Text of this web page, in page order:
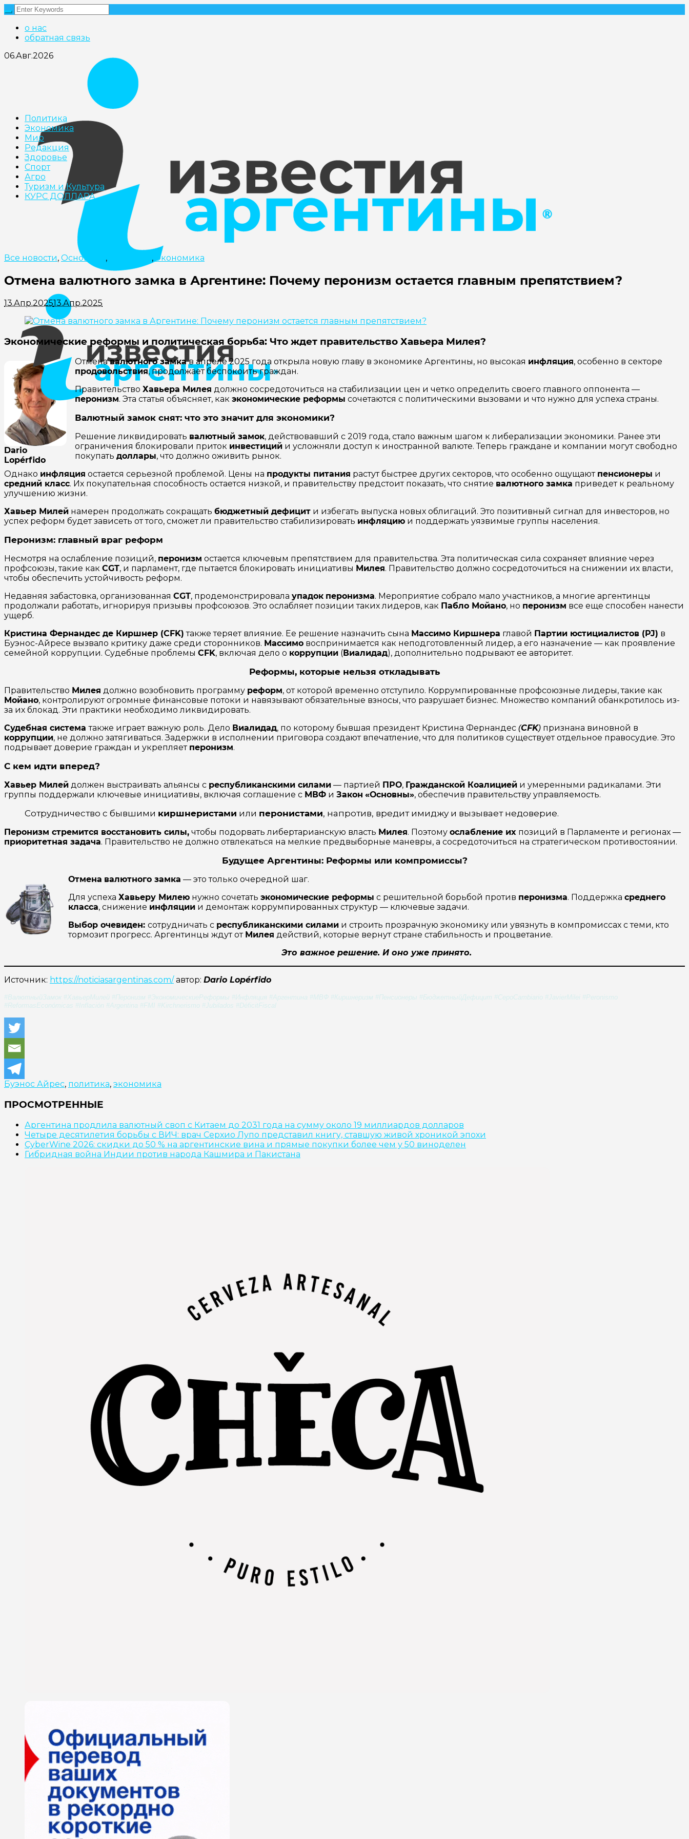
о нас
обратная связь
06.Авг.2026
Политика
Экономика
Мир
Редакция
Здоровье
Cпорт
Агро
Туризм и Культура
КУРС ДОЛЛАРА
Все новости, Основной , , Экономика
Отмена валютного замка в Аргентине: Почему перонизм остается главным препятствием?
13.Апр.202513.Апр.2025
Экономические реформы и политическая борьба: Что ждет правительство Хавьера Милея?
Dario
Lopérfido
Отменавалютного замкав апреле 2025 года открыла новую главу в экономике Аргентины, но высокая инфляция, особенно в секторе
продовольствия, продолжает беспокоить граждан.
Правительство Хавьера Милея должно сосредоточиться на стабилизации цен и четко определить своего главного оппонента —
перонизм. Эта статья объясняет, как экономические реформы сочетаются с политическими вызовами и что нужно для успеха страны.
Валютный замок снят: что это значит для экономики?
Решение ликвидировать валютный замок, действовавший с 2019 года, стало важным шагом к либерализации экономики. Ранее эти
ограничения блокировали приток инвестиций и усложняли доступ к иностранной валюте. Теперь граждане и компании могут свободно
покупать доллары, что должно оживить рынок.
Однако инфляция остается серьезной проблемой. Цены на продукты питания растут быстрее других секторов, что особенно ощущают пенсионеры и
средний класс. Их покупательная способность остается низкой, и правительству предстоит показать, что снятие валютного замка приведет к реальному
улучшению жизни.
Хавьер Милей намерен продолжать сокращать бюджетный дефицит и избегать выпуска новых облигаций. Это позитивный сигнал для инвесторов, но
успех реформ будет зависеть от того, сможет ли правительство стабилизировать инфляцию и поддержать уязвимые группы населения.
Перонизм: главный враг реформ
Несмотря на ослабление позиций, перонизм остается ключевым препятствием для правительства. Эта политическая сила сохраняет влияние через
профсоюзы, такие как CGT, и парламент, где пытается блокировать инициативы Милея. Правительство должно сосредоточиться на снижении их власти,
чтобы обеспечить устойчивость реформ.
Недавняя забастовка, организованная CGT, продемонстрировала упадок перонизма. Мероприятие собрало мало участников, а многие аргентинцы
продолжали работать, игнорируя призывы профсоюзов. Это ослабляет позиции таких лидеров, как Пабло Мойано, но перонизм все еще способен нанести
ущерб.
Кристина Фернандес де Киршнер (CFK) также теряет влияние. Ее решение назначить сына Массимо Киршнера главой Партии юстициалистов (PJ) в
Буэнос-Айресе вызвало критику даже среди сторонников. Массимо воспринимается как неподготовленный лидер, а его назначение — как проявление
семейной коррупции. Судебные проблемы CFK, включая дело о коррупции ( Виалидад), дополнительно подрывают ее авторитет.
Реформы, которые нельзя откладывать
Правительство Милея должно возобновить программу реформ, от которой временно отступило. Коррумпированные профсоюзные лидеры, такие как
Мойано, контролируют огромные финансовые потоки и навязывают обязательные взносы, что разрушает бизнес. Множество компаний обанкротилось из-
за их блокад. Эти практики необходимо ликвидировать.
Судебная систематакже играет важную роль. Дело Виалидад, по которому бывшая президент Кристина Фернандес (CFK) признана виновной в
коррупции, не должно затягиваться. Задержки в исполнении приговора создают впечатление, что для политиков существует отдельное правосудие. Это
подрывает доверие граждан и укрепляет перонизм.
С кем идти вперед?
Хавьер Милей должен выстраивать альянсы с республиканскими силами — партией ПРО, Гражданской Коалицией и умеренными радикалами. Эти
группы поддержали ключевые инициативы, включая соглашение с МВФ и Закон «Основны», обеспечив правительству управляемость.
Сотрудничество с бывшими киршнеристами или перонистами, напротив, вредит имиджу и вызывает недоверие.
Перонизм стремится восстановить силы, чтобы подорвать либертарианскую власть Милея. Поэтому ослабление их позиций в Парламенте и регионах —
приоритетная задача. Правительство не должно отвлекаться на мелкие предвыборные маневры, а сосредоточиться на стратегическом противостоянии.
Будущее Аргентины: Реформы или компромиссы?
Отмена валютного замка — это только очередной шаг.
Для успеха Хавьеру Милею нужно сочетать экономические реформы с решительной борьбой против перонизма. Поддержка среднего
класса, снижение инфляции и демонтаж коррумпированных структур — ключевые задачи.
Выбор очевиден: сотрудничать с республиканскими силами и строить прозрачную экономику или увязнуть в компромиссах с теми, кто
тормозит прогресс. Аргентинцы ждут от Милея действий, которые вернут стране стабильность и процветание.
Это важное решение. И оно уже принято.
Источник: https://noticiasargentinas.com/автор: Dario Lopérfido
#ВалютныйЗамок #ХавьерМилей #Перонизм #ЭкономическиеРеформы #Инфляция #Аргентина #МВФ #Киршнеризм #Пенсионеры #БюджетныйДефицит #CepoCambiario #JavierMilei #Peronismo
#ReformasEconómicas #Inflación #Argentina #FMI #Kirchnerismo #Jubilados #DéficitFiscal
Буэнос Айрес, политика, экономика
ПРОСМОТРЕННЫЕ
Аргентина продлила валютный своп с Китаем до 2031 года на сумму около 19 миллиардов долларов
Четыре десятилетия борьбы с ВИЧ: врач Серхио Лупо представил книгу, ставшую живой хроникой эпохи
CyberWine 2026: скидки до 50 % на аргентинские вина и прямые покупки более чем у 50 виноделен
Гибридная война Индии против народа Кашмира и Пакистана